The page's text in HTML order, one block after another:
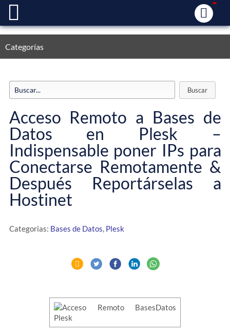
Categorías
Acceso Remoto a Bases de
Datos en Plesk –
Indispensable poner IPs para
Conectarse Remotamente &
Después Reportárselas a
Hostinet
Categorias: Bases de Datos, Plesk